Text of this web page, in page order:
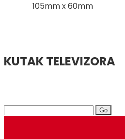
105mm x 60mm
KUTAK TELEVIZORA
Search